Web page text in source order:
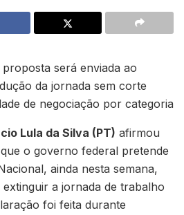
será enviada ao
da jornada sem corte
de negociação por categoria
Lula da Silva (PT) afirmou
o governo federal pretende
ainda nesta semana,
a jornada de trabalho
foi feita durante